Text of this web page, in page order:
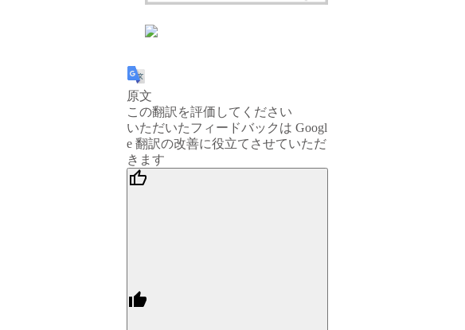
原文
この翻訳を評価してください
いただいたフィードバックは Googl
e 翻訳の改善に役立てさせていただ
きます